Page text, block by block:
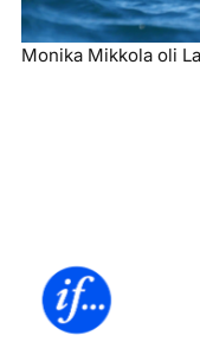
Monika Mikkola oli